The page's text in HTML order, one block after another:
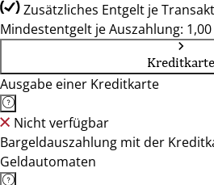
Zusätzliches Entgelt je
Mindestentgelt je Auszahlung: 1,00
Kreditkarte
Ausgabe einer Kreditkarte
Nicht verfügbar
Bargeldauszahlung mit der
Geldautomaten